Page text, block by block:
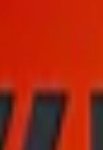
Antal prillor
Nikotin per